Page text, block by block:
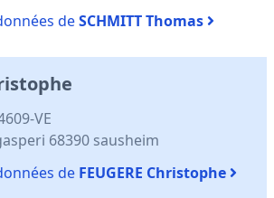
deSCHMITT Thomas
VE
68390 sausheim
de FEUGERE Christophe